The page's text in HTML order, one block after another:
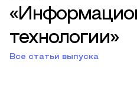
технологии»
Все статьи выпуска